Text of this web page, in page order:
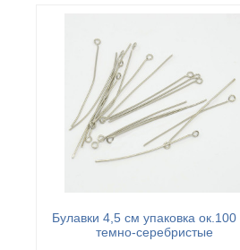
Булавки 4,5 см упаковка ок.100
темно-серебристые